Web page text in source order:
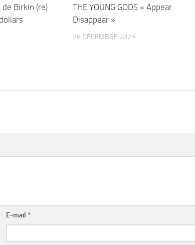
Birkin (re)
THE YOUNG GODS « Appear
Disappear »
26 DÉCEMBRE 2025
E-mail*